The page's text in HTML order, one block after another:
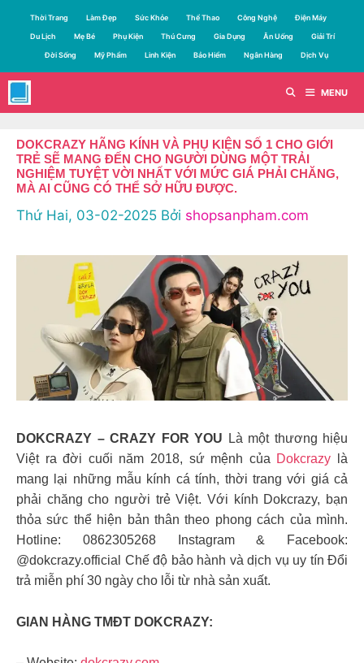
dung
Thời Trang Làm Đẹp Sức Khỏe Thể Thao Công Nghệ Điện Máy
Du Lịch Mẹ Bé Phụ Kiện Thú Cưng Gia Dụng Ăn Uống Giải Trí
Đời Sống Mỹ Phẩm Linh Kiện Bảo Hiểm Ngân Hàng Dịch Vụ
MENU
DOKCRAZY HÃNG KÍNH VÀ PHỤ KIỆN SỐ 1 CHO GIỚI
TRẺ SẼ MANG ĐẾN CHO NGƯỜI DÙNG MỘT TRẢI
NGHIỆM TUYỆT VỜI NHẤT VỚI MỨC GIÁ PHẢI CHĂNG,
MÀ AI CŨNG CÓ THỂ SỞ HỮU ĐƯỢC.
Thứ Hai, 03-02-2025 Bởi shopsanpham.com
DOKCRAZY – CRAZY FOR YOU Là một thương hiệu
Việt ra đời cuối năm 2018, sứ mệnh của Dokcrazy là
mang lại những mẫu kính cá tính, thời trang với giá cả
phải chăng cho người trẻ Việt. Với kính Dokcrazy, bạn
thỏa sức thể hiện bản thân theo phong cách của mình.
Hotline: 0862305268 Instagram & Facebook:
@dokcrazy.official Chế độ bảo hành và dịch vụ uy tín Đổi
trả miễn phí 30 ngày cho lỗi từ nhà sản xuất.
GIAN HÀNG TMĐT DOKCRAZY: